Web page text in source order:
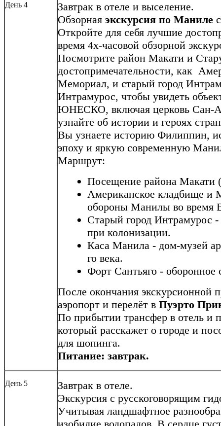
День 4
Завтрак в отеле и выселение.
Обзорная экскурсия по Маниле
Откройте для себя лучшие
время 4х-часовой обзорной
Посмотрите район Макати и
достопримечательности, как
Мемориал, и старый город
Интрамурос, чтобы увидеть
ЮНЕСКО, включая церковь Сан-
узнайте об истории и героях
Вы узнаете историю Филиппин,
эпоху и яркую современную
Маршрут:
Посещение района Макати
Американское кладбище и
обороны Манилы во время
Старый город Интрамурос
при колонизации.
Каса Манила - дом-музей
го века.
Форт Сантьяго - оборонное
После окончания экскурсионной
аэропорт и перелёт в Пуэрто
По прибытии трансфер в отель и
который расскажет о городе и
для шопинга.
Питание: завтрак.
День 5
Завтрак в отеле.
Экскурсия с русскоговорящим
Учитывая ландшафтное